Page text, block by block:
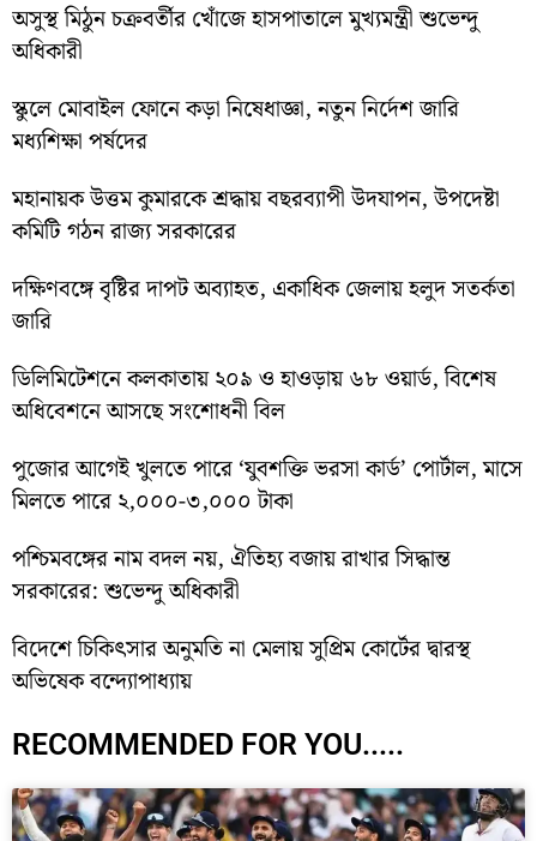
অসুস্থ মিঠুন চক্রবর্তীর খোঁজে হাসপাতালে মুখ্যমন্ত্রী শুভেন্দু
অধিকারী
স্কুলে মোবাইল ফোনে কড়া নিষেধাজ্ঞা, নতুন নির্দেশ জারি
মধ্যশিক্ষা পর্ষদের
মহানায়ক উত্তম কুমারকে শ্রদ্ধায় বছরব্যাপী উদযাপন, উপদেষ্টা
কমিটি গঠন রাজ্য সরকারের
দক্ষিণবঙ্গে বৃষ্টির দাপট অব্যাহত, একাধিক জেলায় হলুদ সতর্কতা
জারি
ডিলিমিটেশনে কলকাতায় ২০৯ ও হাওড়ায় ৬৮ ওয়ার্ড, বিশেষ
অধিবেশনে আসছে সংশোধনী বিল
পুজোর আগেই খুলতে পারে ‘যুবশক্তি ভরসা কার্ড’ পোর্টাল, মাসে
মিলতে পারে ২,০০০-৩,০০০ টাকা
পশ্চিমবঙ্গের নাম বদল নয়, ঐতিহ্য বজায় রাখার সিদ্ধান্ত
সরকারের: শুভেন্দু অধিকারী
বিদেশে চিকিৎসার অনুমতি না মেলায় সুপ্রিম কোর্টের দ্বারস্থ
অভিষেক বন্দ্যোপাধ্যায়
RECOMMENDED FOR YOU.....